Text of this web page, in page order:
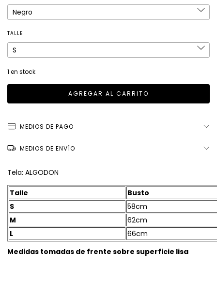
TALLE
1 en stock
MEDIOS DE PAGO
MEDIOS DE ENVÍO
Tela: ALGODON
Talle
Busto
S
58cm
M
62cm
L
66cm
Medidas tomadas de frente sobre superficie lisa